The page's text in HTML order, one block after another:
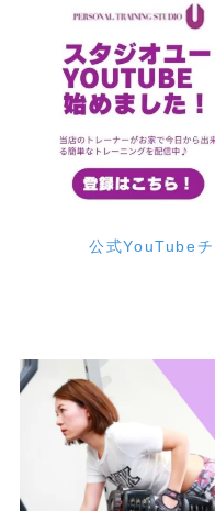
公式YouTubeチ